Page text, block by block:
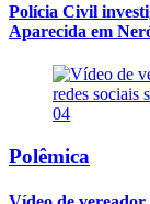
Polícia Civil
Aparecida em
04
Polêmica